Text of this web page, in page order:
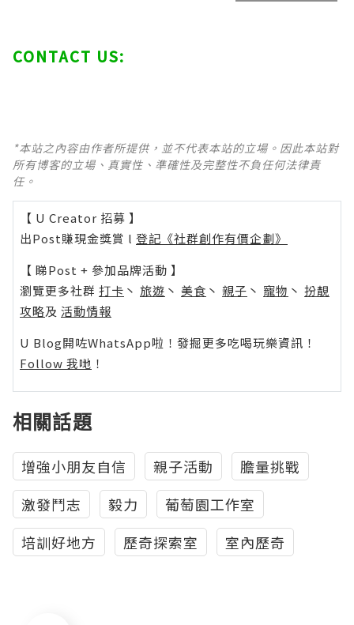
CONTACT US:
*本站之內容由作者所提供，並不代表本站的立場。因此本站對
所有博客的立場、真實性、準確性及完整性不負任何法律責
任。
【 U Creator 招募 】
出Post賺現金獎賞 l 登記《社群創作有價企劃》
【 睇Post + 參加品牌活動 】
瀏覽更多社群 打卡 丶 旅遊 丶 美食 丶 親子 丶 寵物 丶 扮靚
攻略及 活動情報
U Blog開咗WhatsApp啦！發掘更多吃喝玩樂資訊！
Follow 我哋 ！
相關話題
增強小朋友自信 親子活動
膽量挑戰
激發鬥志
毅力
葡萄園工作室
培訓好地方
歷奇探索室 室內歷奇